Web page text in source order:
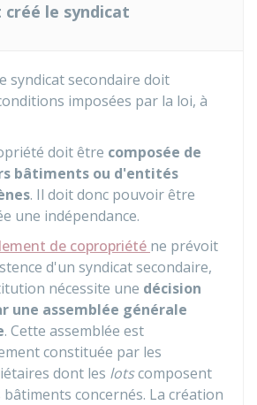
le syndicat
syndicat secondaire doit
imposées par la loi, à
doit être composée de
bâtiments ou d'entités
. Il doit donc pouvoir être
une indépendance.
de copropriété ne prévoit
d'un syndicat secondaire,
nécessite une décision
une assemblée générale
. Cette assemblée est
constituée par les
dont les lotscomposent
bâtiments concernés. La création